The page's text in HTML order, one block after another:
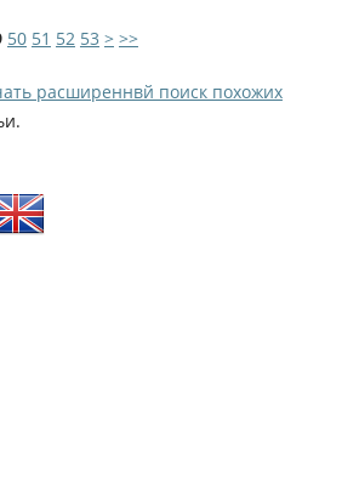
50 51 52 53 > >>
расширеннвй поиск похожих